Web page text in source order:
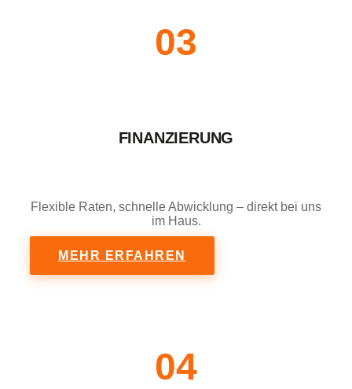
03
FINANZIERUNG
Flexible Raten, schnelle Abwicklung – direkt bei uns
im Haus.
MEHR ERFAHREN
04